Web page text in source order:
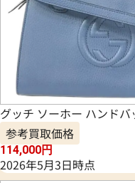
グッチ ソーホー ハンドバ
参考買取価格
114,000円
2026年5月3日時点